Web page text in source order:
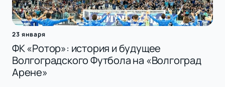
23 января
ФК «Ротор»: история и будущее
Волгоградского Футбола на «Волгоград
Арене»